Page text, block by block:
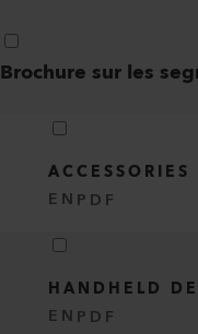
Brochure sur les
EN PDF
HANDHELD
EN PDF